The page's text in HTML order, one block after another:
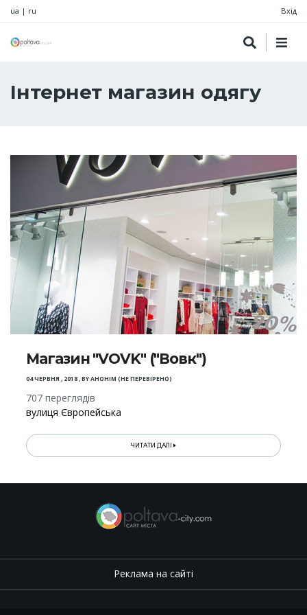
ua | ru Вхід
Інтернет магазин одягу
Магазин "VOVK" ("Вовк")
04 ЧЕРВНЯ , 2018,BYАНОНІМ (НЕ ПЕРЕВІРЕНО)
707 переглядів
вулиця Європейська
ЧИТАТИ ДАЛІ
Реклама на сайті